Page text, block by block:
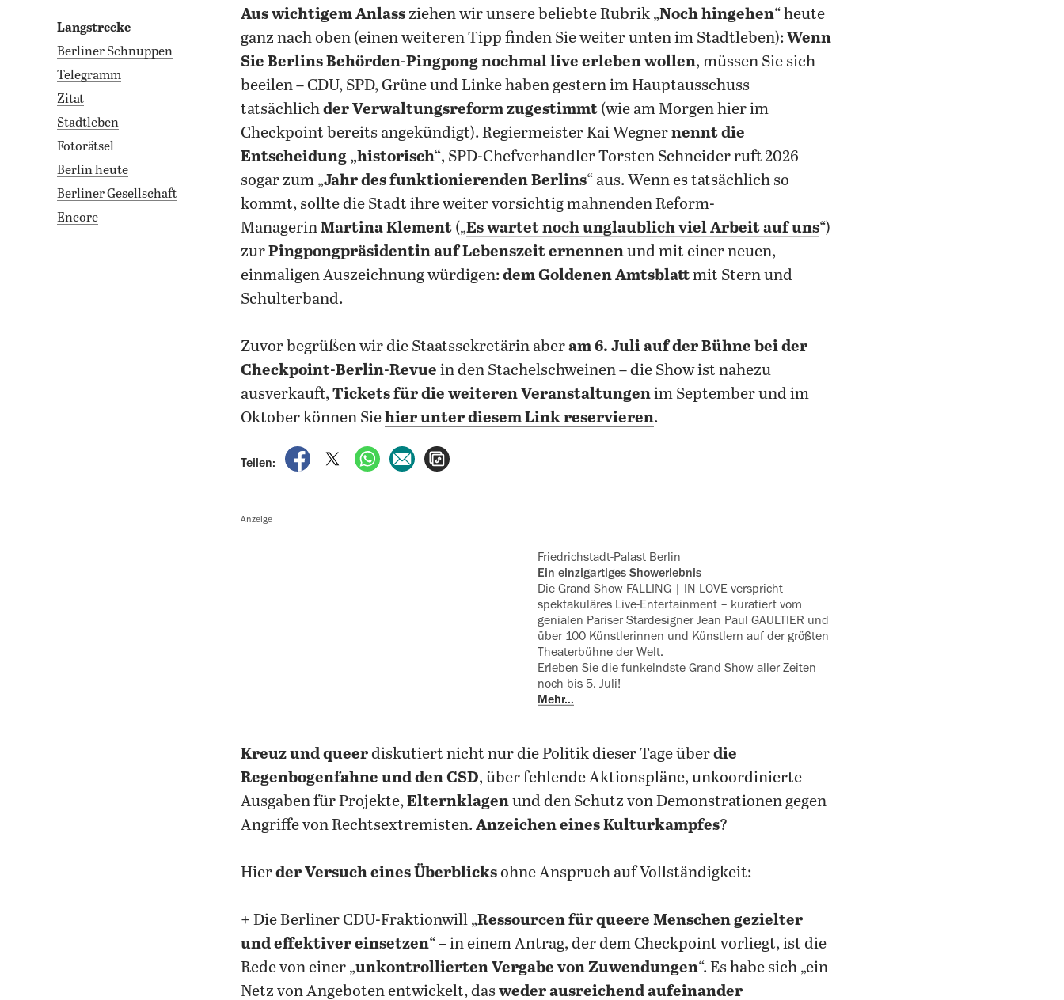
Langstrecke
Berliner Schnuppen
Telegramm
Zitat
Stadtleben
Fotorätsel
Berlin heute
Berliner Gesellschaft
Encore
aus wichtigem Anlass ziehen wir unsere beliebte Rubrik „Noch hingehen“ heute
ganz nach oben (einen weiteren Tipp finden Sie weiter unten im Stadtleben):Wenn
Sie Berlins Behörden-Pingpong nochmal live erleben wollen, müssen Sie sich
beeilen – CDU, SPD, Grüne und Linke haben gestern im Hauptausschuss
tatsächlichder Verwaltungsreform zugestimmt (wie am Morgen hier im
Checkpoint bereits angekündigt). Regiermeister Kai Wegnernennt die
Entscheidung „historisch“, SPD-Chefverhandler Torsten Schneider ruft 2026
sogar zum „Jahr des funktionierenden Berlins“ aus. Wenn es tatsächlich so
kommt, sollte die Stadt ihre weiter vorsichtig mahnenden Reform-
ManagerinMartina Klement („Es wartet noch unglaublich viel Arbeit auf uns“)
zurPingpongpräsidentin auf Lebenszeit ernennenund mit einer neuen,
einmaligen Auszeichnung würdigen:dem Goldenen Amtsblattmit Stern und
Schulterband.
Zuvor begrüßen wir die Staatssekretärin aberam 6. Juli auf der Bühne bei der
Checkpoint-Berlin-Revue in den Stachelschweinen – die Show ist nahezu
ausverkauft,Tickets für die weiteren Veranstaltungenim September und im
Oktober können Siehier unter diesem Link reservieren.
Teilen:
auf Facebook teilen
auf X teilenper WhatsApp teilen
per E-Mail teilen
Anzeige
Friedrichstadt-Palast Berlin
Ein einzigartiges Showerlebnis
Die Grand Show FALLING | IN LOVE verspricht
spektakuläres Live-Enter­tainment – kuratiert vom
genialen Pari­ser Stardesigner Jean Paul GAULTIER und
über 100 Künstlerinnen und Künst­lern auf der größten
Theaterbühne der Welt.
Erleben Sie die funkelndste Grand Show aller Zeiten
noch bis 5. Juli!
Mehr…
Kreuz und queerdiskutiert nicht nur die Politik dieser Tage überdie
Regenbogenfahne und den CSD, über fehlende Aktionspläne, unkoordinierte
Ausgaben für Projekte,Elternklagenund den Schutz von Demonstrationen gegen
Angriffe von Rechtsextremisten. Anzeichen eines Kulturkampfes?
Hierder Versuch eines Überblicksohne Anspruch auf Vollständigkeit:
+ Die Berliner CDU-Fraktionwill „Ressourcen für queere Menschen gezielter
und effektiver einsetzen“ – in einem Antrag, der dem Checkpoint vorliegt, ist die
Rede von einer „unkontrollierten Vergabe von Zuwendungen“. Es habe sich „ein
Netz von Angeboten entwickelt, dasweder ausreichend aufeinander